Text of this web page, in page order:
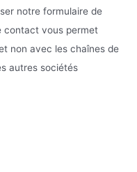
notre formulaire de
contact vous permet
non avec les chaînes de
autres sociétés